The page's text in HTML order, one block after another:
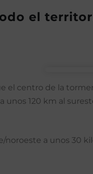
el
el centro de la
unos 120 km al
noroeste a unos 30